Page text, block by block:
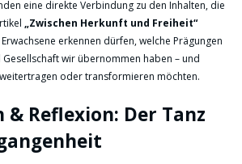
eine direkte Verbindung zu den Inhalten, die
„Zwischen Herkunft und Freiheit“
erkennen dürfen, welche Prägungen
wir übernommen haben – und
oder transformieren möchten.
Reflexion: Der Tanz